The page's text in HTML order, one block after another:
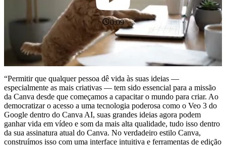
0:09
“Permitir que qualquer pessoa dê vida às suas ideias —
especialmente as mais criativas — tem sido essencial para a missão
da Canva desde que começamos a capacitar o mundo para criar. Ao
democratizar o acesso a uma tecnologia poderosa como o Veo 3 do
Google dentro do Canva AI, suas grandes ideias agora podem
ganhar vida em vídeo e som da mais alta qualidade, tudo isso dentro
da sua assinatura atual do Canva. No verdadeiro estilo Canva,
construímos isso com uma interface intuitiva e ferramentas de edição